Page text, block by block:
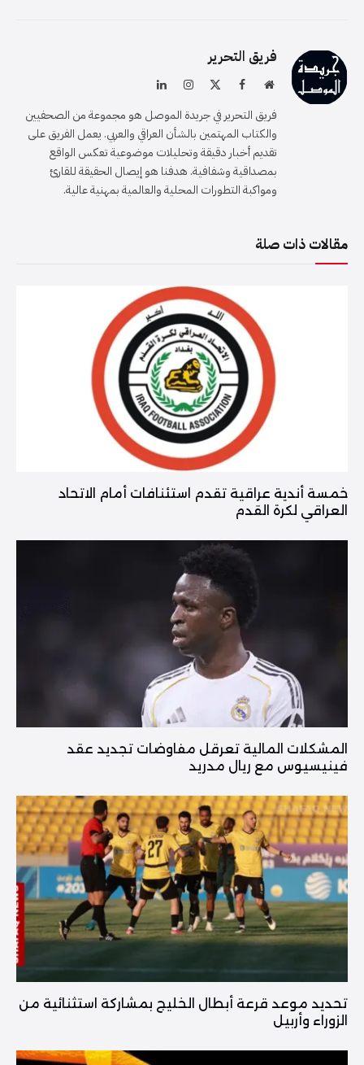
فريق التحرير
موقعفيسبوك الانستغرام
لينكدإن
فريق التحرير في جريدة الموصل هو مجموعة من الصحفيين
والكتاب المهتمين بالشأن العراقي والعربي. يعمل الفريق على
تقديم أخبار دقيقة وتحليلات موضوعية تعكس الواقع
بمصداقية وشفافية. هدفنا هو إيصال الحقيقة للقارئ
ومواكبة التطورات المحلية والعالمية بمهنية عالية.
مقالات ذات صلة
خمسة أندية عراقية تقدم استئنافات أمام الاتحاد
العراقي لكرة القدم
المشكلات المالية تعرقل مفاوضات تجديد عقد
فينيسيوس مع ريال مدريد
تحديد موعد قرعة أبطال الخليج بمشاركة استثنائية من
الزوراء وأربيل